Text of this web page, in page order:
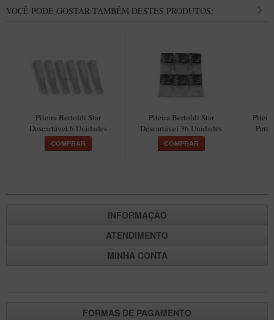
Mouton
Sextavado
Zuccardi
CACHIMBOS ARTESANAIS DE BRIAR ITALIANO
VOCÊ PODE GOSTAR TAMBÉM DESTES PRODUTOS:
Piteira Bertoldi Star
Descartável 6 Unidades
COMPRAR
Piteira Bertoldi Star
Descartável 36 Unidades
COMPRAR
INFORMAÇÃO
ATENDIMENTO
MINHA CONTA
FORMAS DE PAGAMENTO